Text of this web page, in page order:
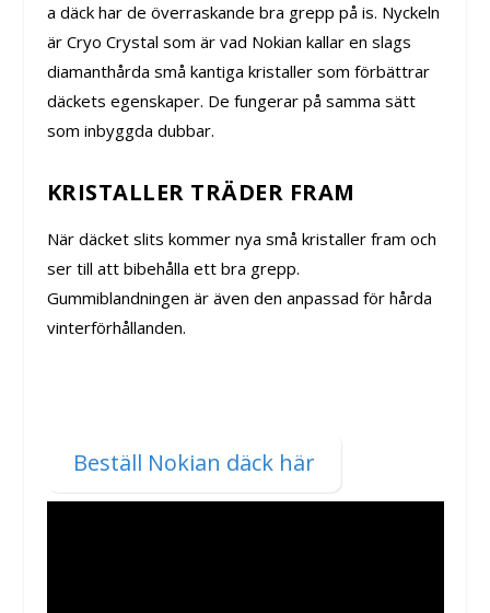
a däck har de överraskande bra grepp på is. Nyckeln
är Cryo Crystal som är vad Nokian kallar en slags
diamanthårda små kantiga kristaller som förbättrar
däckets egenskaper. De fungerar på samma sätt
som inbyggda dubbar.
KRISTALLER TRÄDER FRAM
När däcket slits kommer nya små kristaller fram och
ser till att bibehålla ett bra grepp.
Gummiblandningen är även den anpassad för hårda
vinterförhållanden.
Beställ Nokian däck här